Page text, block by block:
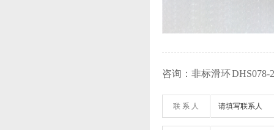
咨询：非标滑环 DHS078-
联 系 人